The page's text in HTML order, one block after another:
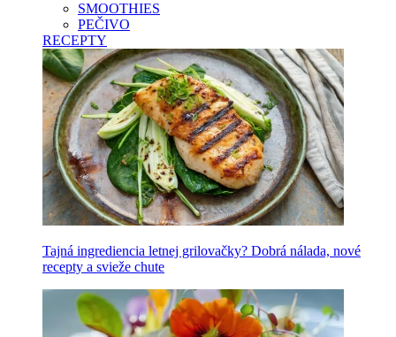
SMOOTHIES
PEČIVO
RECEPTY
Tajná ingrediencia letnej grilovačky? Dobrá nálada, nové
recepty a svieže chute